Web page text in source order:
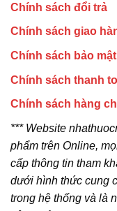
Chính sách đổi trả
Chính sách giao
Chính sách bảo mật
Chính sách thanh
Chính sách hàng
*** Website
phẩm trên Online,
cấp thông tin tham
dưới hình thức cung
trong hệ thống và là